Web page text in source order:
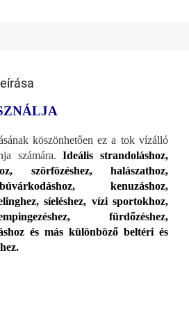
köszönhetően ez a tok vízálló
számára.Ideális strandoláshoz,
szörfözéshez, halászathoz,
kenuzáshoz,
síeléshez, vízi sportokhoz,
fürdőzéshez,
és más különböző beltéri és